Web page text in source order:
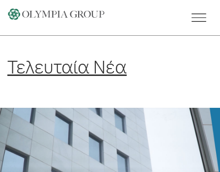
Τελευταία Νέα